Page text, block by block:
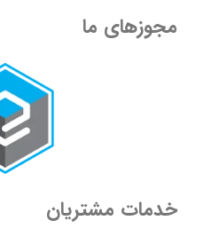
مجوزهای ما
خدمات مشتریان